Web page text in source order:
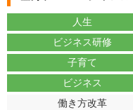
人生
ビジネス研修
子育て
ビジネス
働き方改革